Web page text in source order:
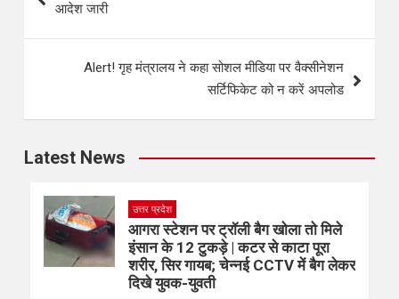
आदेश जारी
Alert! गृह मंत्रालय ने कहा सोशल मीडिया पर वैक्सीनेशन
सर्टिफिकेट को न करें अपलोड
Latest News
उत्तर प्रदेश
आगरा स्टेशन पर ट्रॉली बैग खोला तो मिले
इंसान के 12 टुकड़े | कटर से काटा पूरा
शरीर, सिर गायब; चेन्नई CCTV में बैग लेकर
दिखे युवक-युवती